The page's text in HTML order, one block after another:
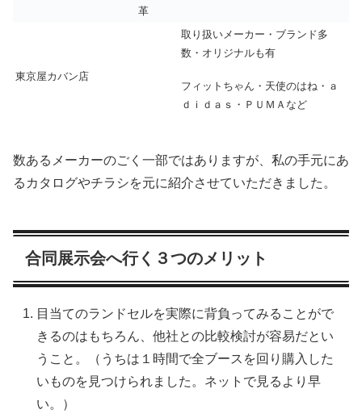
革
東京屋カバン店
取り扱いメーカー・ブランド多
数・オリジナルも有
フィットちゃん・天使のはね・ａ
ｄｉｄａｓ・ＰＵＭＡなど
数あるメーカーのごく一部ではありますが、私の手元にあ
るカタログやチラシを元に紹介させていただきました。
合同展示会へ行く３つのメリット
目当てのランドセルを実際に背負ってみることがで
きるのはもちろん、他社との比較検討が容易だとい
うこと。（うちは１時間で全ブースを回り購入した
いものを見つけられました。ネットで見るより早
い。）